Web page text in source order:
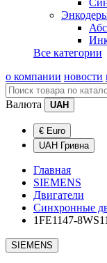
Все категории
о компании новости
Валюта UAH
€ Euro
UAH Гривна
Главная
SIEMENS
Двигатели
Синхронные
1FE1147-
SIEMENS